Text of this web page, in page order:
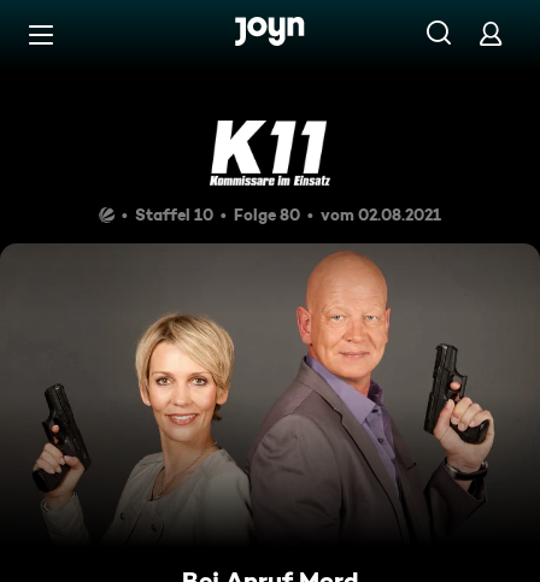
Zum Inhalt springen
Bei Anruf Mord
Staffel 10 Folge 80 vom 02.08.2021